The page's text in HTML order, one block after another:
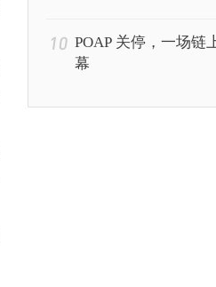
10 POAP 关停，一场链
幕